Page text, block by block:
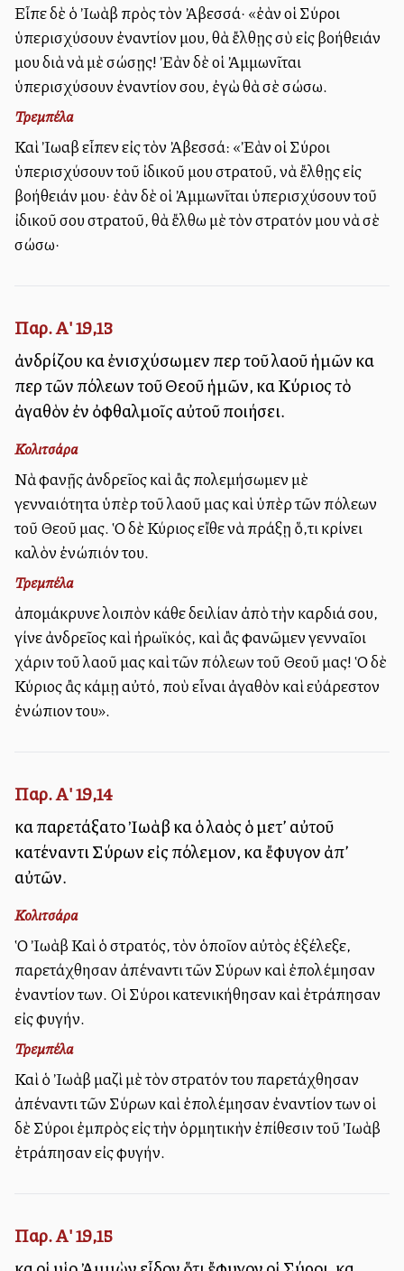
Εἶπε δὲ ὁ Ἰωὰβ πρὸς τὸν Ἀβεσσά· «ἐὰν οἱ Σύροι
ὑπερισχύσουν ἐναντίον μου, θὰ ἔλθῃς σὺ εἰς βοήθειάν
μου διὰ νὰ μὲ σώσῃς! Ἐὰν δὲ οἱ Ἀμμωνῖται
ὑπερισχύσουν ἐναντίον σου, ἐγὼ θὰ σὲ σώσω.
Τρεμπέλα
Καὶ Ἰωαβ εἶπεν εἰς τὸν Ἀβεσσά: «Ἐὰν οἱ Σύροι
ὑπερισχύσουν τοῦ ἰδικοῦ μου στρατοῦ, νὰ ἔλθῃς εἰς
βοήθειάν μου· ἐὰν δὲ οἱ Ἀμμωνῖται ὑπερισχύσουν τοῦ
ἰδικοῦ σου στρατοῦ, θὰ ἔλθω μὲ τὸν στρατόν μου νὰ σὲ
σώσω·
Παρ. Α' 19,13
ἀνδρίζου καὶ ἐνισχύσωμεν περὶ τοῦ λαοῦ ἡμῶν καὶ
περὶ τῶν πόλεων τοῦ Θεοῦ ἡμῶν, καὶ Κύριος τὸ
ἀγαθὸν ἐν ὀφθαλμοῖς αὐτοῦ ποιήσει.
Κολιτσάρα
Νὰ φανῇς ἀνδρεῖος καὶ ἂς πολεμήσωμεν μὲ
γενναιότητα ὑπὲρ τοῦ λαοῦ μας καὶ ὑπὲρ τῶν πόλεων
τοῦ Θεοῦ μας. Ὁ δὲ Κύριος εἴθε νὰ πράξῃ ὅ,τι κρίνει
καλὸν ἐνώπιόν του.
Τρεμπέλα
ἀπομάκρυνε λοιπὸν κάθε δειλίαν ἀπὸ τὴν καρδιά σου,
γίνε ἀνδρεῖος καὶ ἠρωϊκός, καὶ ἂς φανῶμεν γενναῖοι
χάριν τοῦ λαοῦ μας καὶ τῶν πόλεων τοῦ Θεοῦ μας! Ὁ δὲ
Κύριος ἂς κάμῃ αὐτό, ποὺ εἶναι ἀγαθὸν καὶ εὐάρεστον
ἐνώπιον του».
Παρ. Α' 19,14
καὶ παρετάξατο Ἰωὰβ καὶ ὁ λαὸς ὁ μετ’ αὐτοῦ
κατέναντι Σύρων εἰς πόλεμον, καὶ ἔφυγον ἀπ’
αὐτῶν.
Κολιτσάρα
Ὁ Ἰωὰβ Καὶ ὁ στρατός, τὸν ὁποῖον αὐτὸς ἐξέλεξε,
παρετάχθησαν ἀπέναντι τῶν Σύρων καὶ ἐπολέμησαν
ἐναντίον των. Οἱ Σύροι κατενικήθησαν καὶ ἐτράπησαν
εἰς φυγήν.
Τρεμπέλα
Καὶ ὁ Ἰωὰβ μαζὶ μὲ τὸν στρατόν του παρετάχθησαν
ἀπέναντι τῶν Σύρων καὶ ἐπολέμησαν ἐναντίον των οἱ
δὲ Σύροι ἐμπρὸς εἰς τὴν ὁρμητικὴν ἐπίθεσιν τοῦ Ἰωὰβ
ἐτράπησαν εἰς φυγήν.
Παρ. Α' 19,15